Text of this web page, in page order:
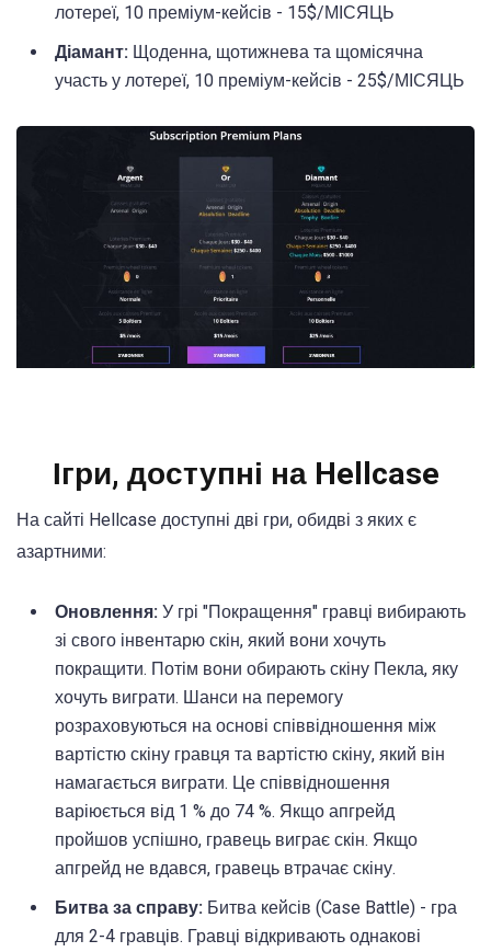
лотереї, 10 преміум-кейсів - 15$/МІСЯЦЬ
Діамант: Щоденна, щотижнева та щомісячна
участь у лотереї, 10 преміум-кейсів - 25$/МІСЯЦЬ
Ігри, доступні на Hellcase
На сайті Hellcase доступні дві гри, обидві з яких є
азартними:
Оновлення: У грі "Покращення" гравці вибирають
зі свого інвентарю скін, який вони хочуть
покращити. Потім вони обирають скіну Пекла, яку
хочуть виграти. Шанси на перемогу
розраховуються на основі співвідношення між
вартістю скіну гравця та вартістю скіну, який він
намагається виграти. Це співвідношення
варіюється від 1 % до 74 %. Якщо апгрейд
пройшов успішно, гравець виграє скін. Якщо
апгрейд не вдався, гравець втрачає скіну.
Битва за справу: Битва кейсів (Case Battle) - гра
для 2-4 гравців. Гравці відкривають однакові